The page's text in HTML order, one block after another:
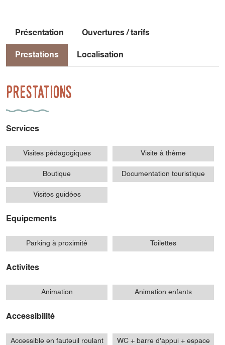
Présentation Ouvertures / tarifs
Prestations Localisation
Prestations
Services
Visites pédagogiques Visite à thème
Boutique Documentation touristique
Visites guidées
Equipements
Parking à proximité Toilettes
Activites
Animation Animation enfants
Accessibilité
Accessible en fauteuil roulant WC + barre d'appui + espace